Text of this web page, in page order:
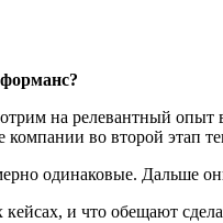
на релевантный
компании во второй этап
одинаковые. Дальше
и что обещают